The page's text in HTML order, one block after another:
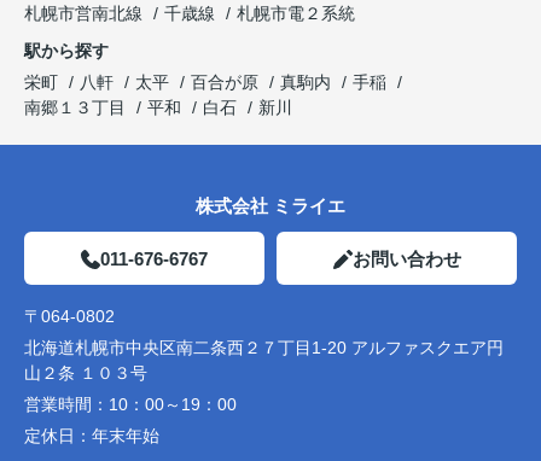
札幌市営南北線
千歳線
札幌市電２系統
駅から探す
栄町
八軒 太平 百合が原 真駒内
手稲
南郷１３丁目
平和 白石 新川
株式会社 ミライエ
011-676-6767 お問い合わせ
〒064-0802
北海道札幌市中央区南二条西２７丁目1-20 アルファスクエア円
山２条 １０３号
営業時間： 10：00～19：00
定休日： 年末年始